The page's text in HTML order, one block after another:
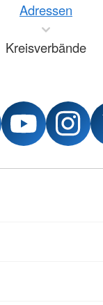
Adressen
Kreisverbände